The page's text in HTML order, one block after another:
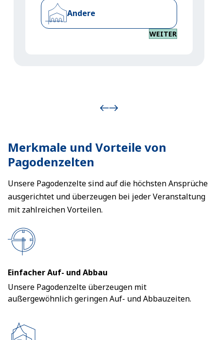
Andere
WEITER
Merkmale und Vorteile von
Pagodenzelten
Unsere Pagodenzelte sind auf die höchsten Ansprüche
ausgerichtet und überzeugen bei jeder Veranstaltung
mit zahlreichen Vorteilen.
Einfacher Auf- und Abbau
Unsere Pagodenzelte überzeugen mit
außergewöhnlich geringen Auf- und Abbauzeiten.